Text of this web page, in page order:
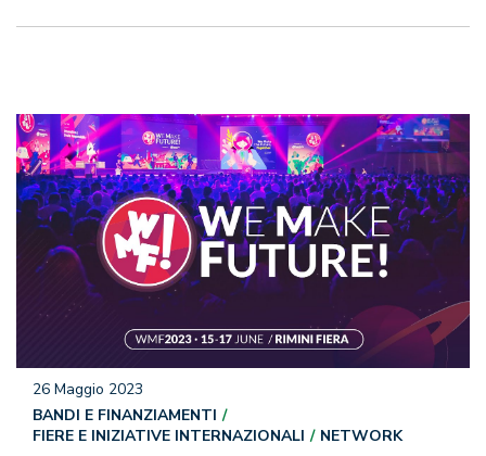
26 Maggio 2023
BANDI E FINANZIAMENTI
FIERE E INIZIATIVE INTERNAZIONALI
NETWORK